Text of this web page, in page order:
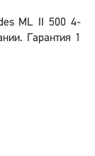
ML II 500 4-
Гарантия 1